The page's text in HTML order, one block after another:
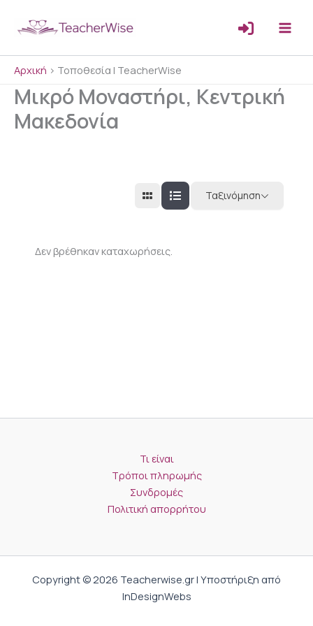
Αρχική > Τοποθεσία | TeacherWise
Μικρό Μοναστήρι, Κεντρική
Μακεδονία
Ταξινόμηση
Δεν βρέθηκαν καταχωρήσεις.
Τι είναι
Τρόποι πληρωμής
Συνδρομές
Πολιτική απορρήτου
Copyright © 2026 Teacherwise.gr | Υποστήριξη από
InDesignWebs